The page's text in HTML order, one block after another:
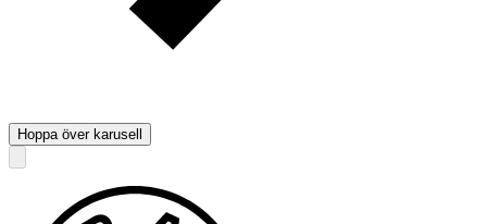
Hoppa över karusell